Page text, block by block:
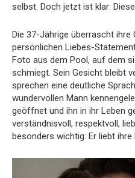
selbst. Doch jetzt ist klar:
Die 37-Jährige überrascht
persönlichen Liebes-
Foto aus dem Pool, auf dem
schmiegt. Sein Gesicht bleibt
sprechen eine deutliche
wundervollen Mann
geöffnet und ihn in ihr Leben
verständnisvoll, respektvoll,
besonders wichtig: Er liebt ihre